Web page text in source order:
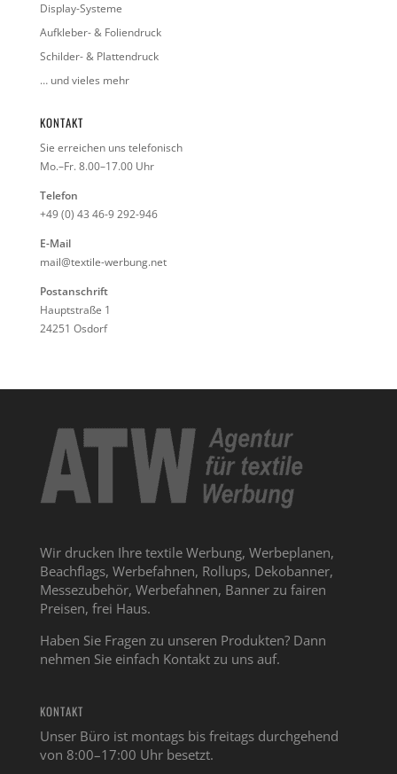
Display-Systeme
Aufkleber- & Foliendruck
Schilder- & Plattendruck
… und vieles mehr
KONTAKT
Sie erreichen uns telefonisch
Mo.–Fr. 8.00–17.00 Uhr
Telefon
+49 (0) 43 46-9 292-946
E-Mail
mail@textile-werbung.net
Postanschrift
Hauptstraße 1
24251 Osdorf
Wir drucken Ihre textile Werbung, Werbeplanen,
Beachflags, Werbefahnen, Rollups, Dekobanner,
Messezubehör, Werbefahnen, Banner zu fairen
Preisen, frei Haus.
Haben Sie Fragen zu unseren Produkten? Dann
nehmen Sie einfach Kontakt zu uns auf.
KONTAKT
Unser Büro ist montags bis freitags durchgehend
von 8:00–17:00 Uhr besetzt.